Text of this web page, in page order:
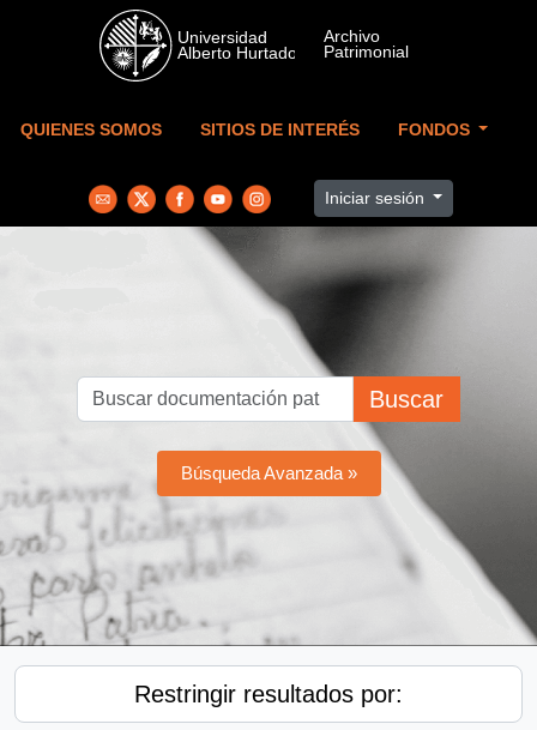
Skip to main content
QUIENES SOMOS SITIOS DE INTERÉS FONDOS
Iniciar sesión
Buscar
Búsqueda Avanzada »
Restringir resultados por: